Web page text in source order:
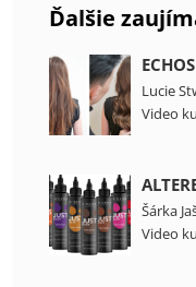
Ďalšie
Lucie
Video
Šárka
Video